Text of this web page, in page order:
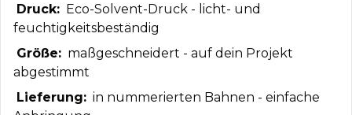
Druck: Eco-Solvent-Druck - licht- und
feuchtigkeitsbeständig
Größe: maßgeschneidert - auf dein Projekt
abgestimmt
Lieferung: in nummerierten Bahnen - einfache